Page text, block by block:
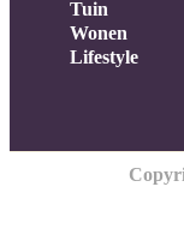
Tuin
Wonen
Lifestyle